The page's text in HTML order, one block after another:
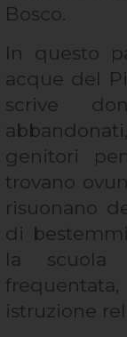
Bosco.
In questo
acque del
scrive
genitori
trovano
risuonano
di
la scuola
frequentata,
istruzione